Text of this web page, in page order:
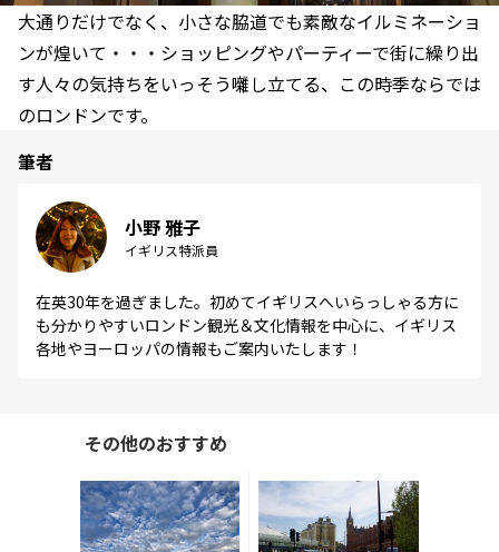
大通りだけでなく、小さな脇道でも素敵なイルミネーショ
ンが煌いて・・・ショッピングやパーティーで街に繰り出
す人々の気持ちをいっそう囃し立てる、この時季ならでは
のロンドンです。
筆者
小野 雅子
イギリス特派員
在英30年を過ぎました。初めてイギリスへいらっしゃる方に
も分かりやすいロンドン観光＆文化情報を中心に、イギリス
各地やヨーロッパの情報もご案内いたします！
その他のおすすめ